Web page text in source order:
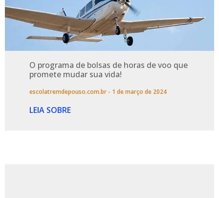
O programa de bolsas de horas de voo que
promete mudar sua vida!
escolatremdepouso.com.br 1 de março de 2024
LEIA SOBRE